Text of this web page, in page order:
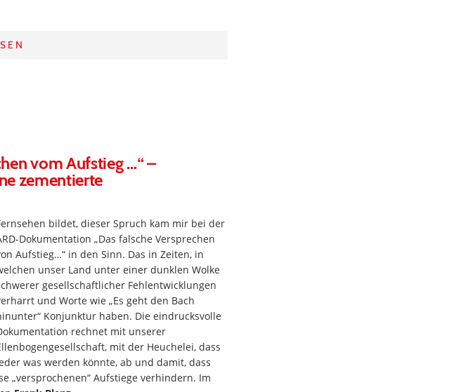
vom Aufstieg …“ –
zementierte
bildet, dieser Spruch kam mir bei der
Dokumentation „Das falsche Versprechen
Aufstieg…“ in den Sinn. Das in Zeiten, in
unser Land unter einer dunklen Wolke
gesellschaftlicher Fehlentwicklungen
und Worte wie „Es geht den Bach
Konjunktur haben. Die eindrucksvolle
rechnet mit unserer
mit der Heuchelei, dass
was werden könnte, ab und damit, dass
„versprochenen“ Aufstiege verhindern. Im